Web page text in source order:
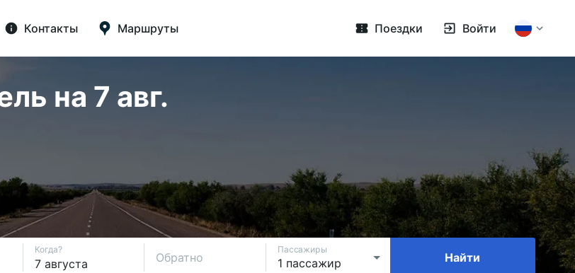
Контакты Маршруты Поездки Войти
на 7 авг.
Когда?
Обратно
Пассажиры
Найти